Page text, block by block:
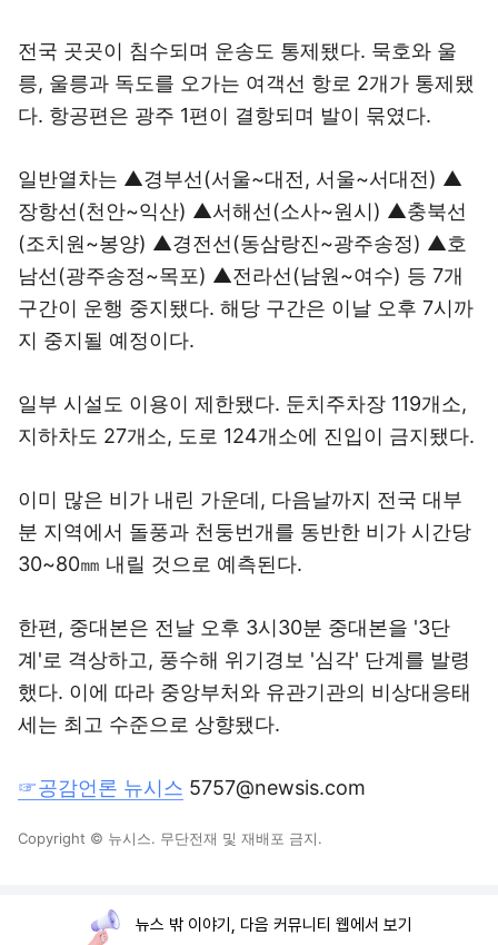
전국 곳곳이 침수되며 운송도 통제됐다. 묵호와 울
릉, 울릉과 독도를 오가는 여객선 항로 2개가 통제됐
다. 항공편은 광주 1편이 결항되며 발이 묶였다.
일반열차는 ▲경부선(서울~대전, 서울~서대전) ▲
장항선(천안~익산) ▲서해선(소사~원시) ▲충북선
(조치원~봉양) ▲경전선(동삼랑진~광주송정) ▲호
남선(광주송정~목포) ▲전라선(남원~여수) 등 7개
구간이 운행 중지됐다. 해당 구간은 이날 오후 7시까
지 중지될 예정이다.
일부 시설도 이용이 제한됐다. 둔치주차장 119개소,
지하차도 27개소, 도로 124개소에 진입이 금지됐다.
이미 많은 비가 내린 가운데, 다음날까지 전국 대부
분 지역에서 돌풍과 천둥번개를 동반한 비가 시간당
30~80㎜ 내릴 것으로 예측된다.
한편, 중대본은 전날 오후 3시30분 중대본을 '3단
계'로 격상하고, 풍수해 위기경보 '심각' 단계를 발령
했다. 이에 따라 중앙부처와 유관기관의 비상대응태
세는 최고 수준으로 상향됐다.
☞공감언론 뉴시스 5757@newsis.com
Copyright © 뉴시스. 무단전재 및 재배포 금지.
뉴스 밖 이야기, 다음 커뮤니티 웹에서 보기